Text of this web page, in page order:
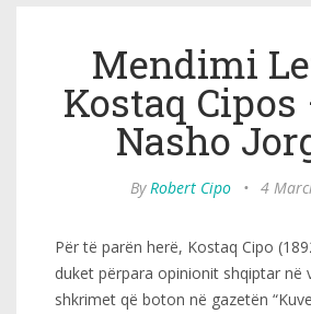
Mendimi
Kostaq Cipos
Nasho
ByRobert Cipo • 4
Për të parën herë, Kostaq Cipo
duket përpara opinionit shqiptar në
shkrimet që boton në gazetën